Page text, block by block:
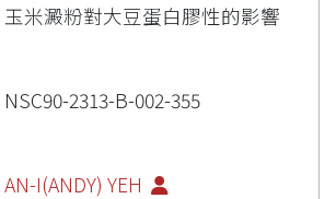
玉米澱粉對大豆蛋白膠性的影響
NSC90-2313-B-002-355
AN-I(ANDY) YEH